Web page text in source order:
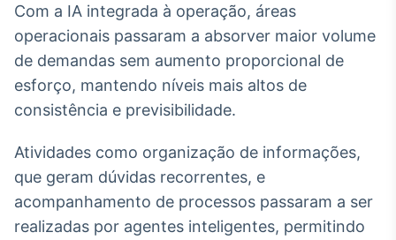
Com a IA integrada à operação, áreas
operacionais passaram a absorver maior volume
de demandas sem aumento proporcional de
esforço, mantendo níveis mais altos de
consistência e previsibilidade.
Atividades como organização de informações,
que geram dúvidas recorrentes, e
acompanhamento de processos passaram a ser
realizadas por agentes inteligentes, permitindo